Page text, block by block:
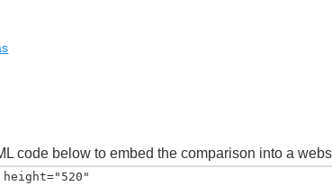
code below to embed the comparison into a